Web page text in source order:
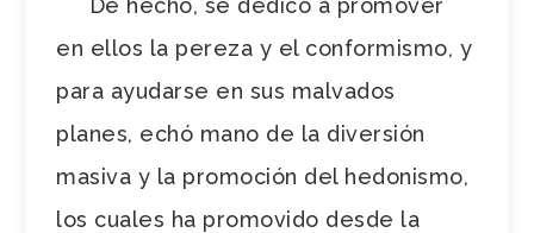
en ellos la pereza y el conformismo, y
para ayudarse en sus malvados
planes, echó mano de la diversión
masiva y la promoción del hedonismo,
los cuales ha promovido desde la